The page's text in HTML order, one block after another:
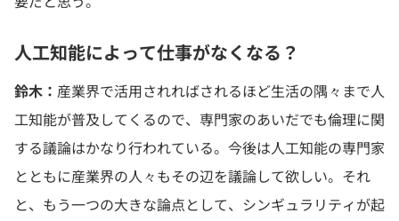
人工知能によって仕事がなくなる？
鈴木： 産業界で活用されればされるほど生活の隅々まで人
工知能が普及してくるので、専門家のあいだでも倫理に関
する議論はかなり行われている。今後は人工知能の専門家
とともに産業界の人々もその辺を議論して欲しい。それ
と、もう一つの大きな論点として、シンギュラリティが起